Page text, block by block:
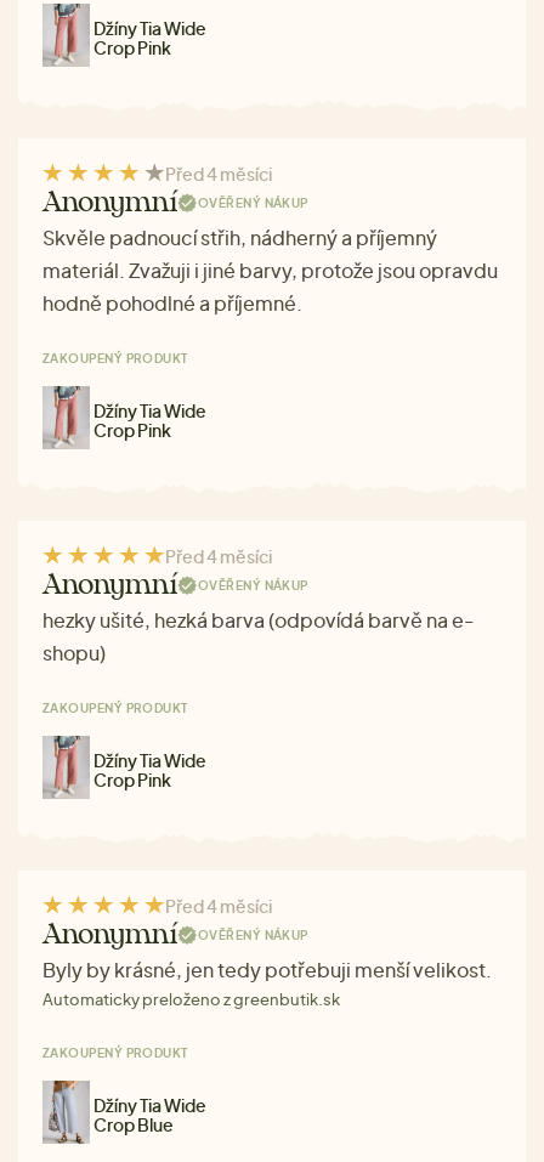
Džíny Tia Wide
Crop Pink
Před 4 měsíci
Anonymní OVĚŘENÝ NÁKUP
Skvěle padnoucí střih, nádherný a příjemný
materiál. Zvažuji i jiné barvy, protože jsou opravdu
hodně pohodlné a příjemné.
ZAKOUPENÝ PRODUKT
Džíny Tia Wide
Crop Pink
Před 4 měsíci
Anonymní OVĚŘENÝ NÁKUP
hezky ušité, hezká barva (odpovídá barvě na e-
shopu)
ZAKOUPENÝ PRODUKT
Džíny Tia Wide
Crop Pink
Před 4 měsíci
Anonymní OVĚŘENÝ NÁKUP
Byly by krásné, jen tedy potřebuji menší velikost.
Automaticky preloženo z greenbutik.sk
ZAKOUPENÝ PRODUKT
Džíny Tia Wide
Crop Blue